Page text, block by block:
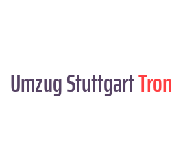
Umzug Stuttgart